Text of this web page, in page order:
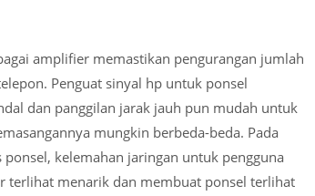
amplifier memastikan pengurangan jumlah
Penguat sinyal hp untuk ponsel
dan panggilan jarak jauh pun mudah untuk
mungkin berbeda-beda. Pada
kelemahan jaringan untuk pengguna
terlihat menarik dan membuat ponsel terlihat